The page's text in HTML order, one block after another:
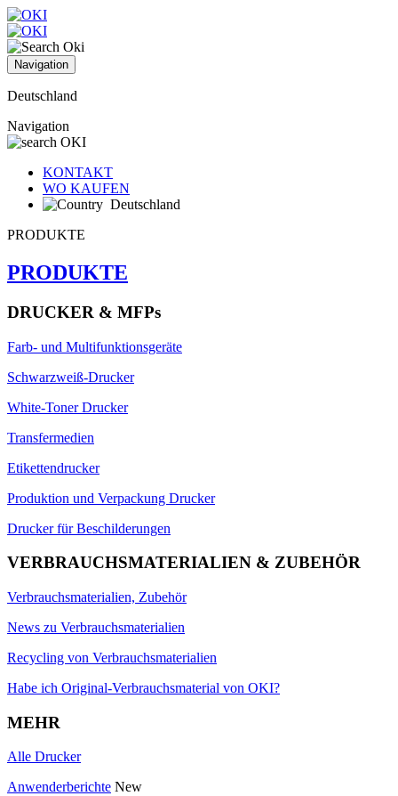
Navigation
Deutschland
Navigation
KONTAKT
WO KAUFEN
Deutschland
PRODUKTE
PRODUKTE
DRUCKER & MFPs
Farb- und Multifunktionsgeräte
Schwarzweiß-Drucker
White-Toner Drucker
Transfermedien
Etikettendrucker
Produktion und Verpackung Drucker
Drucker für Beschilderungen
VERBRAUCHSMATERIALIEN & ZUBEHÖR
Verbrauchsmaterialien, Zubehör
News zu Verbrauchsmaterialien
Recycling von Verbrauchsmaterialien
Habe ich Original-Verbrauchsmaterial von OKI?
MEHR
Alle Drucker
Anwenderberichte New